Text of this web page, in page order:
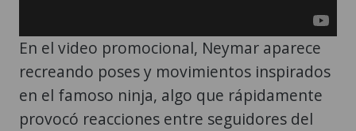
En el video promocional, Neymar aparece
recreando poses y movimientos inspirados
en el famoso ninja, algo que rápidamente
provocó reacciones entre seguidores del